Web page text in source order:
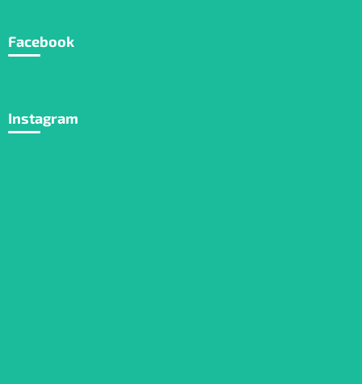
Facebook
Instagram